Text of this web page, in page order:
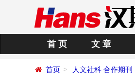
首 页 文 章
首页 人文社科 合作期刊